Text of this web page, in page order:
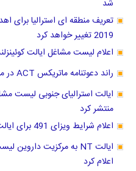
2019 تغییر خواهد کرد
اعلام لیست مشاغل ایالت کوئینزلند 25 نوامبر برای ویزای 491
راند دعوتنامه ماتریکس ACT در مورخه 25 نوامبر 2019 برگزار گردید
ایالت استرالیای جنوبی لیست
منتشر کرد
اعلام شرایط ویزای 491 برای ایالت تاسمانیا
اعلام کرد